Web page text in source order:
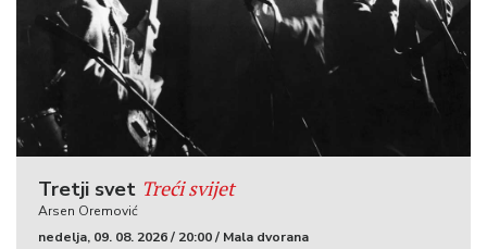
Tretji svet Treći svijet
Arsen Oremović
nedelja, 09. 08. 2026 / 20:00 / Mala dvorana